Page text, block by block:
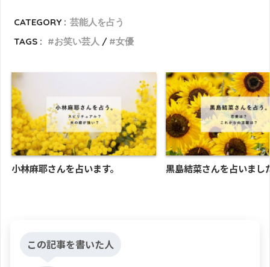
CATEGORY : 芸能人を占う
TAGS :
お笑い芸人 女優
小林麻耶さんを占います。 黒島結菜さんを占いまし
この記事を書いた人